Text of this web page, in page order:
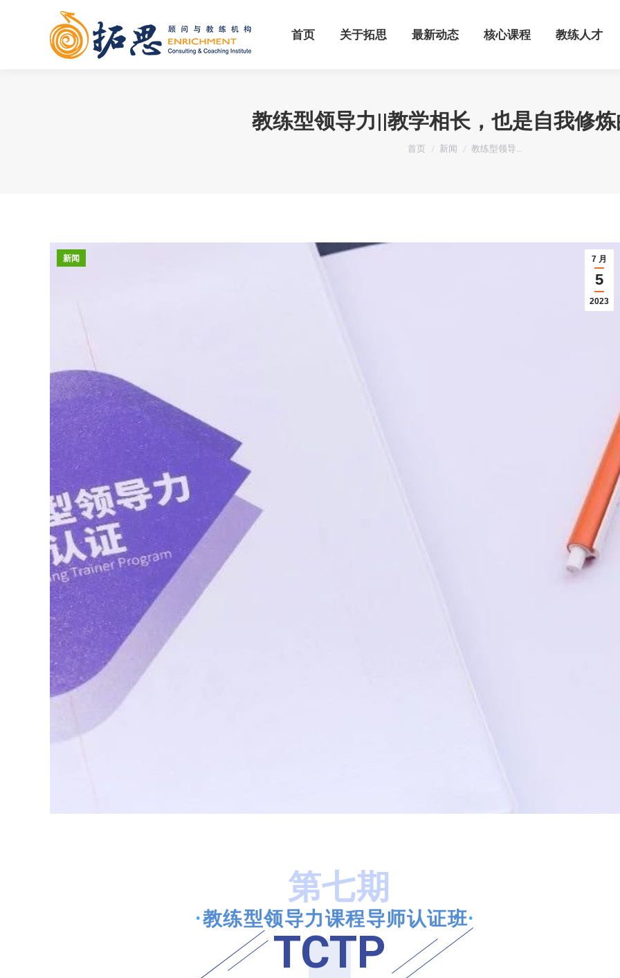
首页 关于拓思 最新动态 核心课程 教练人才
教练型领导力||教学相长，也是自我修
您在这里：
首页 新闻 教练型领导…
7 月
5
2023
新闻
第七期
·教练型领导力课程导师认证班·
TCTP
首页 关于拓思 最新动态 核心课程 教练人才